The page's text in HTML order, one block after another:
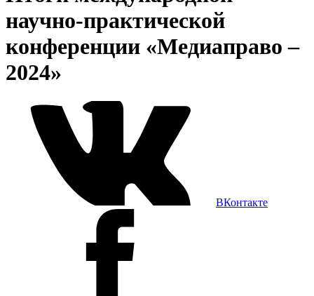
научно-практической
конференции «Медиаправо –
2024»
ВКонтакте